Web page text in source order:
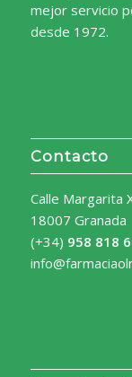
mejor servicio
desde 1972.
Contacto
Calle Margarita
18007 Granada
(+34) 958 818